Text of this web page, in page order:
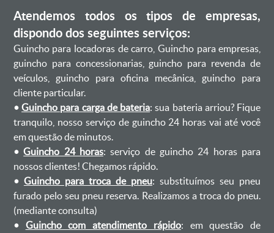
Atendemos todos os tipos de empresas,
dispondo dos seguintes serviços:
Guincho para locadoras de carro, Guincho para empresas,
guincho para concessionarias, guincho para revenda de
veículos, guincho para oficina mecânica, guincho para
cliente particular.
•Guincho para carga de bateria: sua bateria arriou? Fique
tranquilo, nosso serviço de guincho 24 horas vai até você
em questão de minutos.
•Guincho 24 horas: serviço de guincho 24 horas para
nossos clientes! Chegamos rápido.
• Guincho para troca de pneu: substituímos seu pneu
furado pelo seu pneu reserva. Realizamos a troca do pneu.
(mediante consulta)
• Guincho com atendimento rápido: em questão de